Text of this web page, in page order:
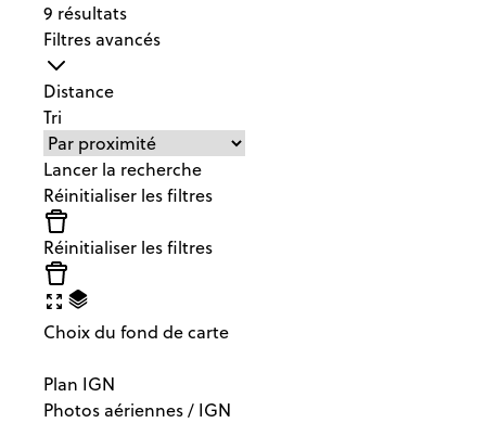
De GR- Het Grote Routepad
Nuttige links
9 résultats
Filtres avancés
Distance
Tri
Lancer la recherche
Réinitialiser les filtres
Réinitialiser les filtres
Choix du fond de carte
Plan IGN
Photos aériennes / IGN